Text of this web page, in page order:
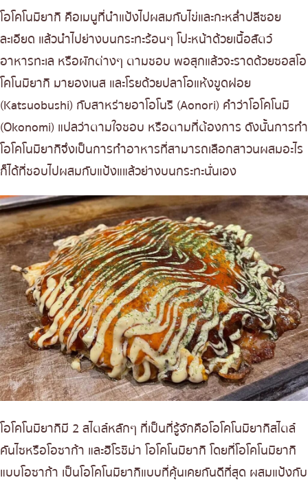
โอโคโนมิยากิ คือเมนูที่นำแป้งไปผสมกับไข่และกะหล่ำปลีซอย
ละเอียด แล้วนำไปย่างบนกระทะร้อนๆ โปะหน้าด้วยเนื้อสัตว์
อาหารทะเล หรือผักต่างๆ ตามชอบ พอสุกแล้วจะราดด้วยซอสโอ
โคโนมิยากิ มายองเนส และโรยด้วยปลาโอแห้งขูดฝอย
(Katsuobushi) กับสาหร่ายอาโอโนริ (Aonori) คำว่าโอโคโนมิ
(Okonomi) แปลว่าตามใจชอบ หรือตามที่ต้องการ ดังนั้นการทำ
โอโคโนมิยากิจึงเป็นการทำอาหารที่สามารถเลือกสาวนผสมอะไร
ก็ได้ที่ชอบไปผสมกับแป้งแแล้วย่างบนกระทะนั่นเอง
โอโคโนมิยากิมี 2 สไตล์หลักๆ ที่เป็นที่รู้จักคือโอโคโนมิยากิสไตล์
คันไซหรือโอซาก้า และฮิโรชิม่า โอโคโนมิยากิ โดยที่โอโคโนมิยากิ
แบบโอซาก้า เป็นโอโคโนมิยากิแบบที่คุ้นเคยกันดีที่สุด ผสมแป้งกับ